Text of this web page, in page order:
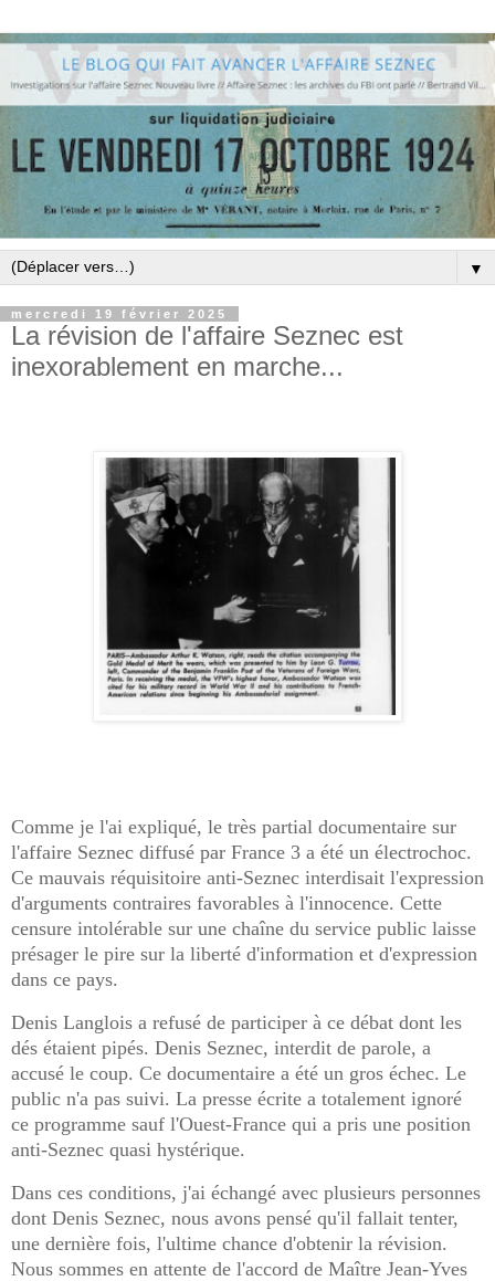
▼
mercredi 19 février 2025
La révision de l'affaire Seznec est
inexorablement en marche...
Comme je l'ai expliqué, le très partial documentaire sur
l'affaire Seznec diffusé par France 3 a été un électrochoc.
Ce mauvais réquisitoire anti-Seznec interdisait l'expression
d'arguments contraires favorables à l'innocence. Cette
censure intolérable sur une chaîne du service public laisse
présager le pire sur la liberté d'information et d'expression
dans ce pays.
Denis Langlois a refusé de participer à ce débat dont les
dés étaient pipés. Denis Seznec, interdit de parole, a
accusé le coup. Ce documentaire a été un gros échec. Le
public n'a pas suivi. La presse écrite a totalement ignoré
ce programme sauf l'Ouest-France qui a pris une position
anti-Seznec quasi hystérique.
Dans ces conditions, j'ai échangé avec plusieurs personnes
dont Denis Seznec, nous avons pensé qu'il fallait tenter,
une dernière fois, l'ultime chance d'obtenir la révision.
Nous sommes en attente de l'accord de Maître Jean-Yves